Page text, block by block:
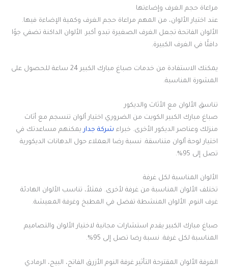
مراعاة حجم الغرف وإضاءتها
عند اختيار الألوان، من المهم مراعاة حجم الغرف وكمية الإضاءة فيها.
الألوان الفاتحة تجعل الغرف الصغيرة تبدو أكبر. الألوان الداكنة تضفي جوًا
دافئًا في الغرف الكبيرة.
يمكنك الاستفادة من خدمات صباغ مبارك الكبير 24 ساعة للحصول على
المشورة المناسبة.
تناسق الألوان مع الأثاث والديكور
صباغ مبارك الكبير الكويت من الضروري اختيار ألوان تنسجم مع أثاث
منزلك وعناصر الديكور الأخرى. خبراء شركة جدار يمكنهم مساعدتك في
اختيار لوحة ألوان متناسقة. نسبة رضا العملاء حول الدهانات الديكورية
تصل إلى 95%.
الألوان المناسبة لكل غرفة
تختلف الألوان المناسبة من غرفة لأخرى. فمثلاً، تناسب الألوان الهادئة
غرف النوم. الألوان المنشطة تفضل في المطبخ وغرفة المعيشة.
صباغ مبارك الكبير يقدم استشارات مجانية لاختيار الألوان والتصاميم
المناسبة لكل غرفة. نسبة رضا تصل إلى 95%.
الغرفة الألوان المقترحة التأثير غرفة النوم الأزرق الفاتح، البيج، الرمادي